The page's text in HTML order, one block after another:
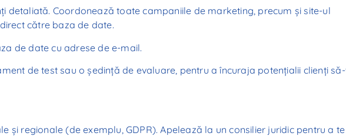
detaliată. Coordonează toate campaniile de marketing, precum și site-ul
către baza de date.
de date cu adrese de e-mail.
de test sau o ședință de evaluare, pentru a încuraja potențialii clienți
și regionale (de exemplu, GDPR). Apelează la un consilier juridic pentru a te